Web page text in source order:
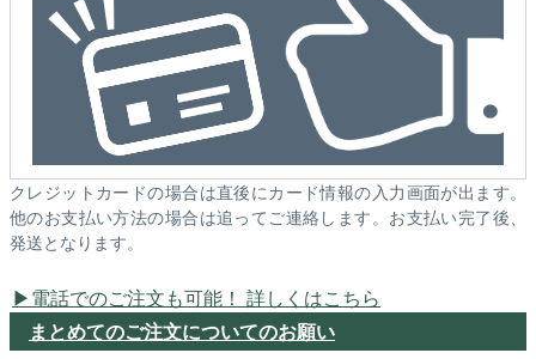
クレジットカードの場合は直後にカード情報の入力画面が出ます。
他のお支払い方法の場合は追ってご連絡します。お支払い完了後、
発送となります。
電話でのご注文も可能！ 詳しくはこちら
まとめてのご注文についてのお願い